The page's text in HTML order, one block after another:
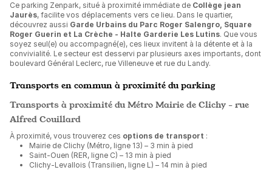
Ce parking Zenpark, situé à proximité immédiate de Collège jean
Jaurès, facilite vos déplacements vers ce lieu. Dans le quartier,
découvrez aussi Garde Urbains du Parc Roger Salengro, Square
Roger Guerin et La Crèche - Halte Garderie Les Lutins. Que vous
soyez seul(e) ou accompagné(e), ces lieux invitent à la détente et à la
convivialité. Le secteur est desservi par plusieurs axes importants, dont
boulevard Général Leclerc, rue Villeneuve et rue du Landy.
Transports en commun à proximité du parking
Transports à proximité du Métro Mairie de Clichy - rue
Alfred Couillard
À proximité, vous trouverez ces options de transport :
Mairie de Clichy (Métro, ligne 13) – 3 min à pied
Saint-Ouen (RER, ligne C) – 13 min à pied
Clichy-Levallois (Transilien, ligne L) – 14 min à pied